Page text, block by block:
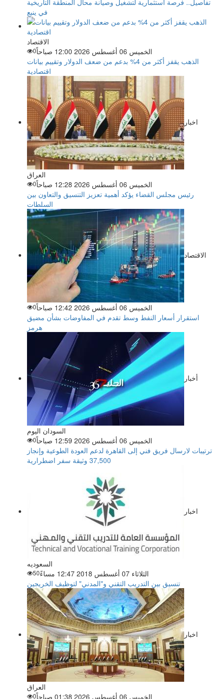
تفاصيل.. فرصة استثمارية لتشغيل وصيانة محال المنطقة التاريخية
في ينبع
الاقتصاد
الخميس 06 أغسطس 2026 12:00 صباحاً
0
الذهب يقفز أكثر من 4% بدعم من ضعف الدولار وتقييم بيانات
اقتصادية
اخبار
العراق
الخميس 06 أغسطس 2026 12:28 صباحاً
0
رئيس مجلس القضاء يؤكد أهمية تعزيز التنسيق والتعاون بين
السلطات
الاقتصاد
الخميس 06 أغسطس 2026 12:42 صباحاً 0
استقرار أسعار النفط وسط تقدم في المفاوضات بشأن مضيق
هرمز
أخبار
السودان اليوم
الخميس 06 أغسطس 2026 12:59 صباحاً
0
ترتيبات لارسال فريق فني إلى القاهرة لدعم العودة الطوعية وإنجاز
37,500 وثيقة سفر اضطرارية
اخبار
السعوديه
الثلاثاء 07 أغسطس 2018 12:47 مساءً
50
تنسيق بين التدريب التقني و"المدني" لتوظيف الخريجين
اخبار
العراق
الخميس 06 أغسطس 2026 01:38 صباحاً
0